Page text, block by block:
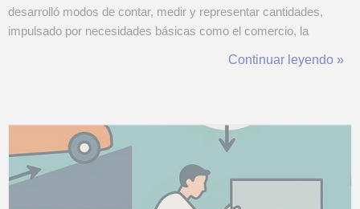
desarrolló modos de contar, medir y representar cantidades,
impulsado por necesidades básicas como el comercio, la
surgieron las matemáticas es reconocer que aparecieron de
Continuar leyendo »